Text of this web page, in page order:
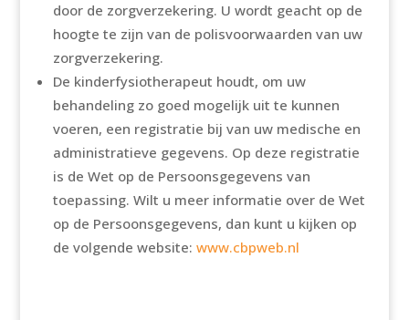
door de zorgverzekering. U wordt geacht op de
hoogte te zijn van de polisvoorwaarden van uw
zorgverzekering.
De kinderfysiotherapeut houdt, om uw
behandeling zo goed mogelijk uit te kunnen
voeren, een registratie bij van uw medische en
administratieve gegevens. Op deze registratie
is de Wet op de Persoonsgegevens van
toepassing. Wilt u meer informatie over de Wet
op de Persoonsgegevens, dan kunt u kijken op
de volgende website: www.cbpweb.nl